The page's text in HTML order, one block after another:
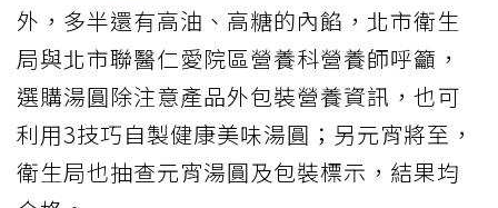
外，多半還有高油、高糖的內餡，北市衛生
局與北市聯醫仁愛院區營養科營養師呼籲，
選購湯圓除注意產品外包裝營養資訊，也可
利用3技巧自製健康美味湯圓；另元宵將至，
衛生局也抽查元宵湯圓及包裝標示，結果均